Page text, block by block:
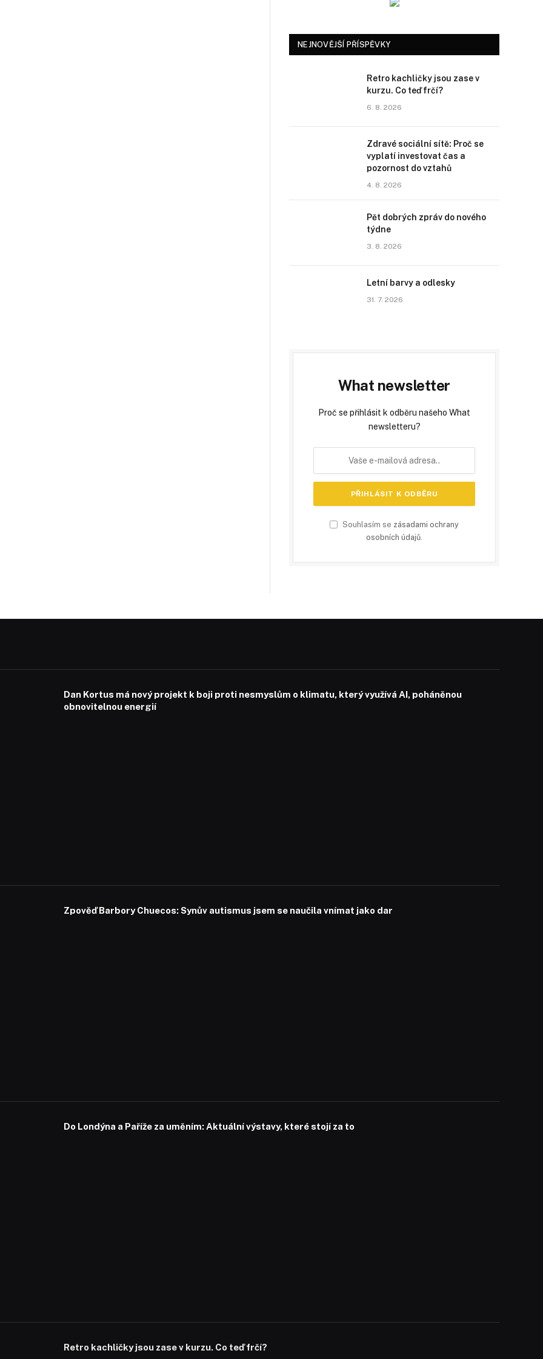
NEJNOVĚJŠÍ PŘÍSPĚVKY
Retro kachličky jsou zase v
kurzu. Co teď frčí?
6. 8. 2026
Zdravé sociální sítě: Proč se
vyplatí investovat čas a
pozornost do vztahů
4. 8. 2026
Pět dobrých zpráv do nového
týdne
3. 8. 2026
Letní barvy a odlesky
31. 7. 2026
What newsletter
Proč se přihlásit k odběru našeho What
newsletteru?
Souhlasím se zásadami ochrany
osobních údajů.
Dan Kortus má nový projekt k boji proti nesmyslům o klimatu, který využívá AI, poháněnou
obnovitelnou energií
Zpověď Barbory Chuecos: Synův autismus jsem se naučila vnímat jako dar
Do Londýna a Paříže za uměním: Aktuální výstavy, které stojí za to
Retro kachličky jsou zase v kurzu. Co teď frčí?